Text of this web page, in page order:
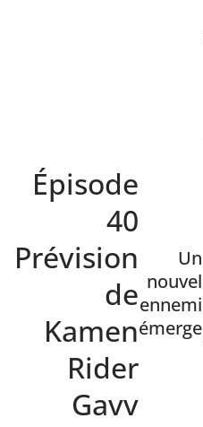
Épisode
40
Prévision
de
Kamen
Rider
Gavv
Un
nouvel
ennemi
émerge